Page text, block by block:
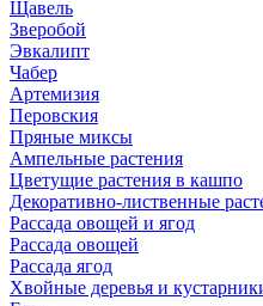
Щавель
Зверобой
Эвкалипт
Чабер
Артемизия
Перовския
Пряные миксы
Ампельные растения
Цветущие растения в кашпо
Декоративно-лиственные
Рассада овощей и ягод
Рассада овощей
Рассада ягод
Хвойные деревья и